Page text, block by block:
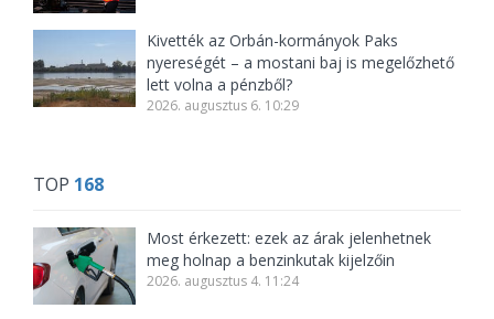
Kivették az Orbán-kormányok Paks
nyereségét – a mostani baj is megelőzhető
lett volna a pénzből?
2026. augusztus 6. 10:29
TOP 168
Most érkezett: ezek az árak jelenhetnek
meg holnap a benzinkutak kijelzőin
2026. augusztus 4. 11:24